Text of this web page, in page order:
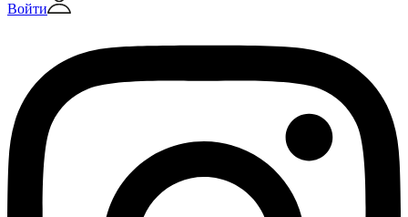
Войти